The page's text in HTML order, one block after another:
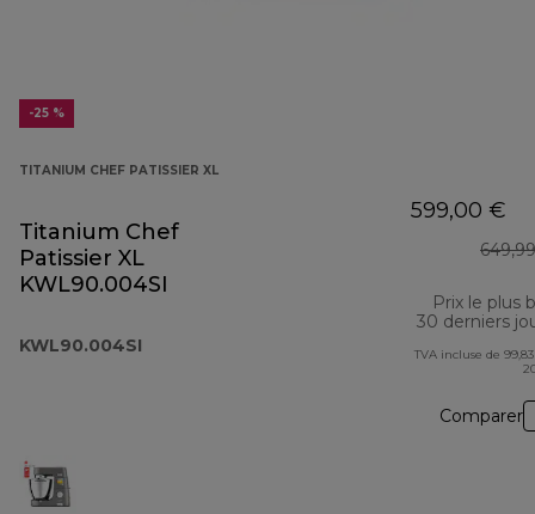
-25 %
TITANIUM CHEF PATISSIER XL
Titanium Chef
Patissier XL
KWL90.004SI
KWL90.004SI
599,00 €
Prix le plus
30 derniers
TVA incluse de
Comparer